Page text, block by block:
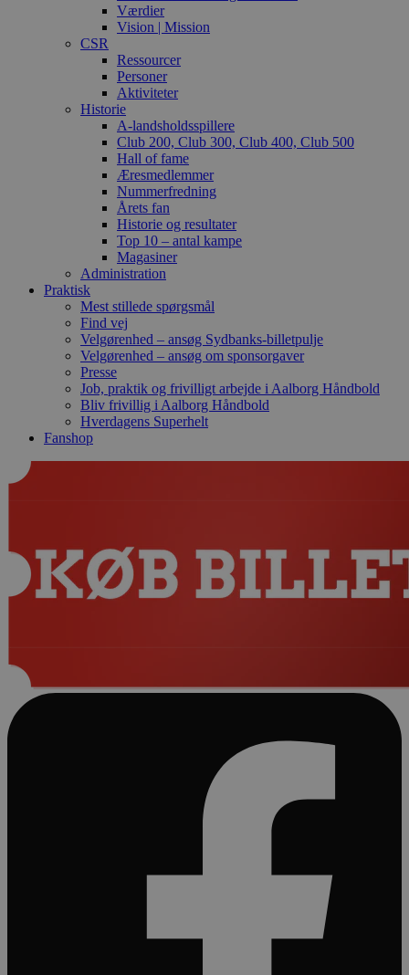
Værdier
Vision | Mission
CSR
Ressourcer
Personer
Aktiviteter
Historie
A-landsholdsspillere
Club 200, Club 300, Club 400, Club 500
Hall of fame
Æresmedlemmer
Nummerfredning
Årets fan
Historie og resultater
Top 10 – antal kampe
Magasiner
Administration
Praktisk
Mest stillede spørgsmål
Find vej
Velgørenhed – ansøg Sydbanks-billetpulje
Velgørenhed – ansøg om sponsorgaver
Presse
Job, praktik og frivilligt arbejde i Aalborg Håndbold
Bliv frivillig i Aalborg Håndbold
Hverdagens Superhelt
Fanshop